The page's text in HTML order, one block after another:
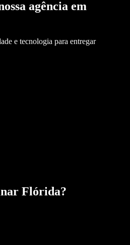
agência em
e tecnologia para entregar
Flórida?